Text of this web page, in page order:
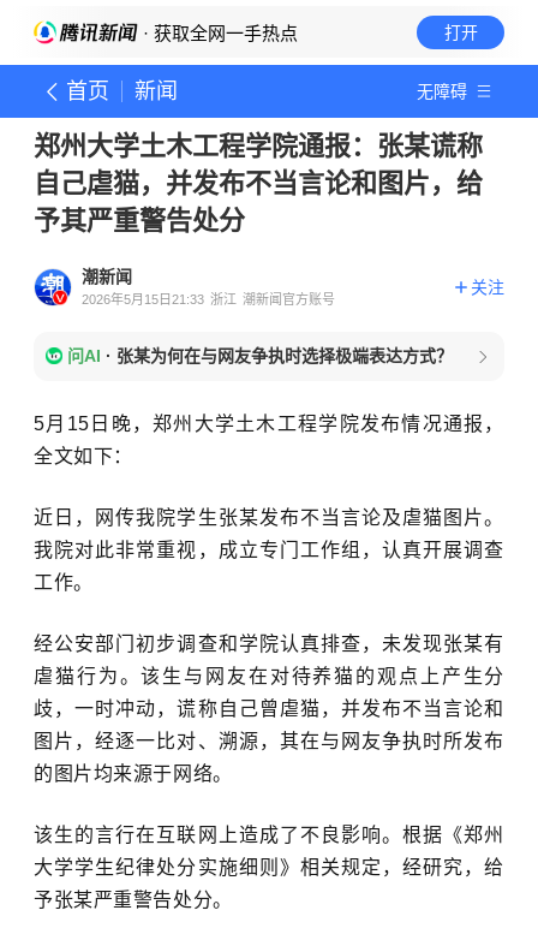
· 获取全网一手热点 打开
首页 新闻 无障碍
郑州大学土木工程学院通报：张某谎称
自己虐猫，并发布不当言论和图片，给
予其严重警告处分
潮新闻
2026年5月15日21:33 浙江 潮新闻官方账号
关注
问AI · 张某为何在与网友争执时选择极端表达方式？
5月15日晚，郑州大学土木工程学院发布情况通报，
全文如下：
近日，网传我院学生张某发布不当言论及虐猫图片。
我院对此非常重视，成立专门工作组，认真开展调查
工作。
经公安部门初步调查和学院认真排查，未发现张某有
虐猫行为。该生与网友在对待养猫的观点上产生分
歧，一时冲动，谎称自己曾虐猫，并发布不当言论和
图片，经逐一比对、溯源，其在与网友争执时所发布
的图片均来源于网络。
该生的言行在互联网上造成了不良影响。根据《郑州
大学学生纪律处分实施细则》相关规定，经研究，给
予张某严重警告处分。